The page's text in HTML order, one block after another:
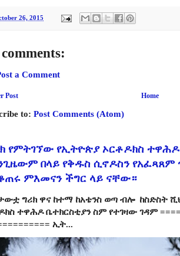
26, 2015
a Comment
Post Home
to: Post Comments (Atom)
የምትገኘው የኢትዮጵያ ኦርቶዶክስ
በላይ የቅዱስ ሲኖዶስን የአፈጻጸም
ምእመናን ችግር ላይ ናቸው።
ግሪክ ዋና ከተማ ከአቴንስ ወጣ ብሎ ከስድስት
ተዋሕዶ ቤተክርስቲያን ስም የተገዛው ገዳም
ኢት...